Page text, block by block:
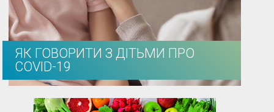
ЯК ГОВОРИТИ З ДІТЬМИ ПРО
COVID-19